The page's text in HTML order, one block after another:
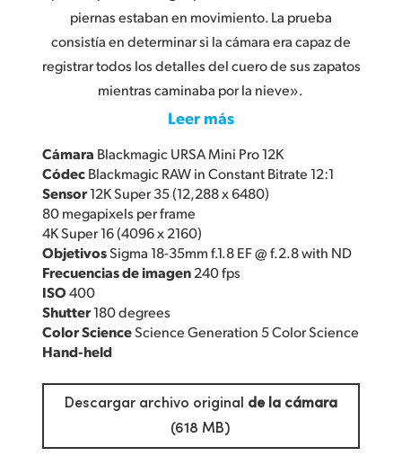
piernas estaban en movimiento. La prueba
consistía en determinar si la cámara era capaz de
registrar todos los detalles del cuero de sus zapatos
mientras caminaba por la nieve».
Leer más
Cámara Blackmagic URSA Mini Pro 12K
CódecBlackmagic RAW in Constant Bitrate 12:1
Sensor12K Super 35 (12,288 x 6480)
80 megapixels per frame
4K Super 16 (4096 x 2160)
ObjetivosSigma 18-35mm f.1.8 EF @ f.2.8 with ND
Frecuencias de imagen240 fps
ISO400
Shutter180 degrees
Color ScienceScience Generation 5 Color Science
Hand-held
Descargar archivo original de la cámara
(618 MB)